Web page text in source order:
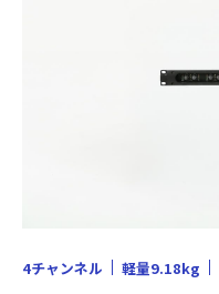
4チャンネル 軽量9.18kg